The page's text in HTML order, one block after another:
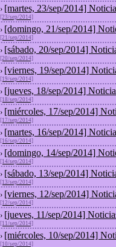
› [martes, 23/sep/2014]
[23/sep/2014]
› [domingo, 21/sep/2014]
[21/sep/2014]
› [sábado, 20/sep/2014]
[20/sep/2014]
› [viernes, 19/sep/2014]
[19/sep/2014]
› [jueves, 18/sep/2014]
[18/sep/2014]
› [miércoles, 17/sep/2014]
[17/sep/2014]
› [martes, 16/sep/2014]
[16/sep/2014]
› [domingo, 14/sep/2014]
[14/sep/2014]
› [sábado, 13/sep/2014]
[13/sep/2014]
› [viernes, 12/sep/2014]
[12/sep/2014]
› [jueves, 11/sep/2014]
[11/sep/2014]
› [miércoles, 10/sep/2014]
[10/sep/2014]